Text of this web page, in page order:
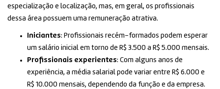
especialização e localização, mas, em geral, os profissionais
dessa área possuem uma remuneração atrativa.
Iniciantes: Profissionais recém-formados podem esperar
um salário inicial em torno de R$ 3.500 a R$ 5.000 mensais.
Profissionais experientes: Com alguns anos de
experiência, a média salarial pode variar entre R$ 6.000 e
R$ 10.000 mensais, dependendo da função e da empresa.